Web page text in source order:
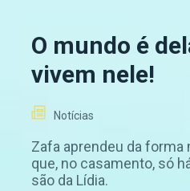
O mundo é
vivem nele!
Notícias
Zafa aprendeu da forma
que, no casamento, só
são da Lídia.